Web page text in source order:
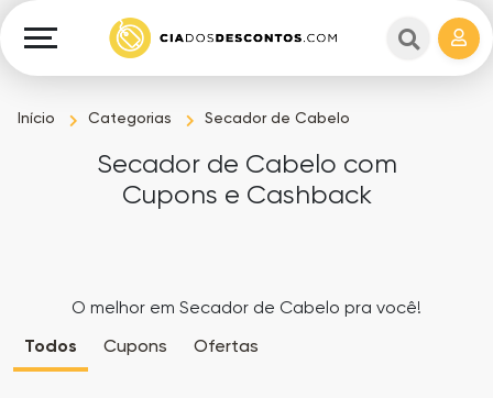
Cashback
Lojas
em
destaque
Especiais
Explorar
Cupons
Cashback
Ajuda
Início Categorias Secador de Cabelo
Secador de Cabelo com
Cupons e Cashback
O melhor em Secador de Cabelo pra você!
Todos
Cupons Ofertas